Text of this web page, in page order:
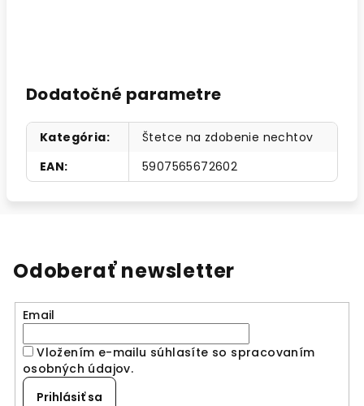
Dodatočné parametre
Kategória:
Štetce na zdobenie nechtov
EAN: 5907565672602
Odoberať newsletter
Email
Vložením e-mailu súhlasíte so spracovaním
osobných údajov.
Prihlásiť sa